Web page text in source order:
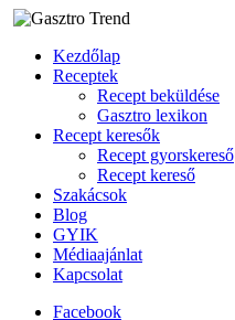
Kezdőlap
Receptek
Recept beküldése
Gasztro lexikon
Recept keresők
Recept gyorskereső
Recept kereső
Szakácsok
Blog
GYIK
Médiaajánlat
Kapcsolat
Facebook